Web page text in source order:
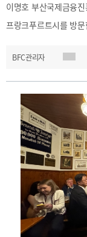
이명호 부산국제금융
프랑크푸르트시를 방
호치민, 다낭 국제금
대한 설명을 청취하고,
대해 의견을 나누었습
BFC관리자